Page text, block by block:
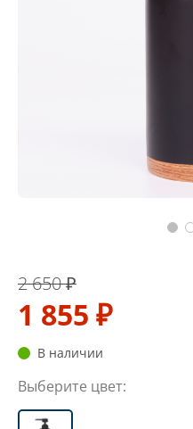
2 650 ₽
1 855 ₽
В наличии
Выберите цвет: